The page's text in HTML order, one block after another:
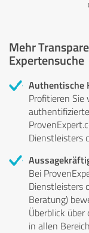
Mehr
Expertensuche
Authentische
Profitieren Sie
Dienstleisters
Bei
Dienstleisters
Beratung)
Überblick
in allen